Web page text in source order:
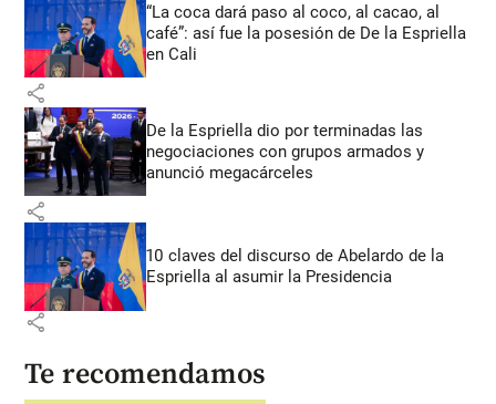
“La coca dará paso al coco, al cacao, al
café”: así fue la posesión de De la Espriella
en Cali
share
De la Espriella dio por terminadas las
negociaciones con grupos armados y
anunció megacárceles
share
10 claves del discurso de Abelardo de la
Espriella al asumir la Presidencia
share
Te recomendamos